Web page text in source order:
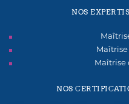
NOS
Maîtrise
NOS